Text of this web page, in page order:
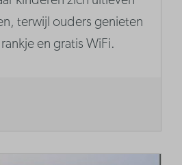
terwijl ouders genieten
en gratis WiFi.